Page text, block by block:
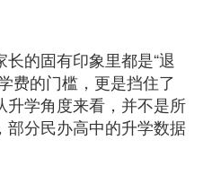
的固有印象里都是“退
费的门槛，更是挡住了
升学角度来看，并不是所
分民办高中的升学数据